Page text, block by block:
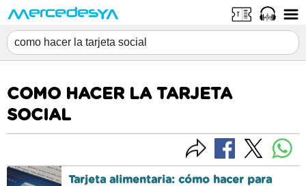
COMO HACER LA TARJETA
SOCIAL
Tarjeta alimentaria: cómo hacer para